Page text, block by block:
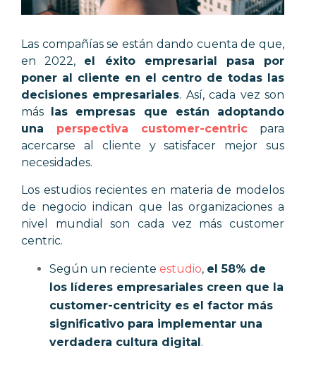
Las compañías se están dando cuenta de que,
en 2022, el éxito empresarial pasa por
poner al cliente en el centro de todas las
decisiones empresariales. Así, cada vez son
más las empresas que están adoptando
una perspectiva customer-centric para
acercarse al cliente y satisfacer mejor sus
necesidades.
Los estudios recientes en materia de modelos
de negocio indican que las organizaciones a
nivel mundial son cada vez más customer
centric.
Según un reciente estudio, el 58% de
los líderes empresariales creen que la
customer-centricity es el factor más
significativo para implementar una
verdadera cultura digital.